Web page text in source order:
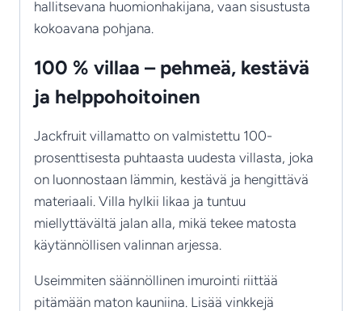
hallitsevana huomionhakijana, vaan sisustusta
kokoavana pohjana.
100 % villaa – pehmeä, kestävä
ja helppohoitoinen
Jackfruit villamatto on valmistettu 100-
prosenttisesta puhtaasta uudesta villasta, joka
on luonnostaan lämmin, kestävä ja hengittävä
materiaali. Villa hylkii likaa ja tuntuu
miellyttävältä jalan alla, mikä tekee matosta
käytännöllisen valinnan arjessa.
Useimmiten säännöllinen imurointi riittää
pitämään maton kauniina. Lisää vinkkejä